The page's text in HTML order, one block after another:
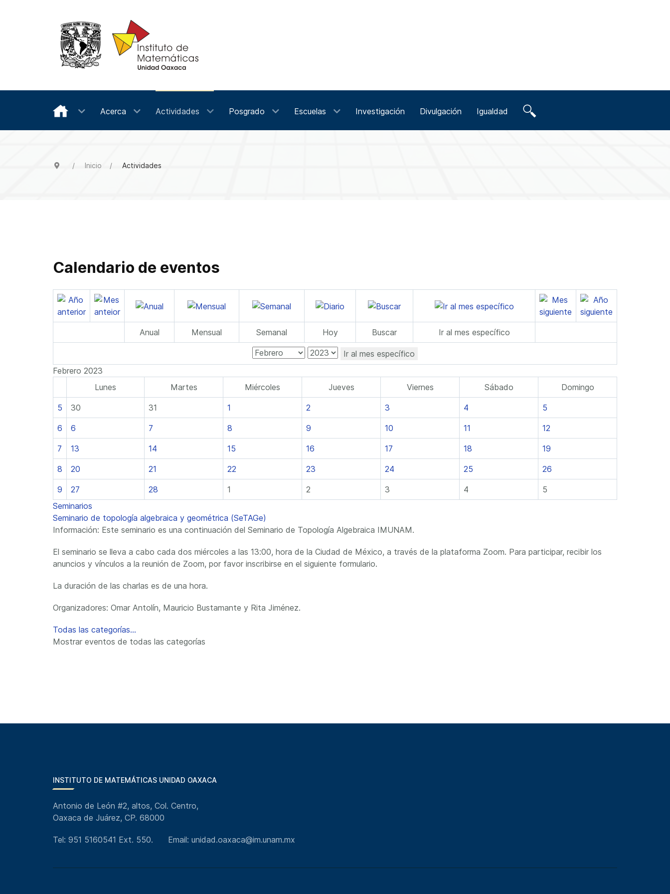
Acerca Actividades Posgrado Escuelas Investigación Divulgación Igualdad
Inicio Actividades
Calendario de eventos
Anual Mensual Semanal Hoy Buscar Ir al mes específico
Ir al mes específico
Febrero 2023
Lunes
Martes Miércoles Jueves Viernes Sábado Domingo
5 30 31 1 2 3 4 5
6 6 7 8 9 10 11 12
7 13 14 15 16 17 18 19
8 20 21 22 23 24 25 26
9 27 28 1 2 3 4
5
Seminarios
Seminario de topología algebraica y geométrica (SeTAGe)
Información: Este seminario es una continuación del Seminario de Topología Algebraica IMUNAM.
El seminario se lleva a cabo cada dos miércoles a las 13:00, hora de la Ciudad de México, a través de la plataforma Zoom. Para participar, recibir los
anuncios y vínculos a la reunión de Zoom, por favor inscribirse en el siguiente formulario.
La duración de las charlas es de una hora.
Organizadores: Omar Antolín, Mauricio Bustamante y Rita Jiménez.
Todas las categorías...
Mostrar eventos de todas las categorías
INSTITUTO DE MATEMÁTICAS UNIDAD OAXACA
Antonio de León #2, altos, Col. Centro,
Oaxaca de Juárez, CP. 68000
Tel: 951 5160541 Ext. 550. Email: unidad.oaxaca@im.unam.mx